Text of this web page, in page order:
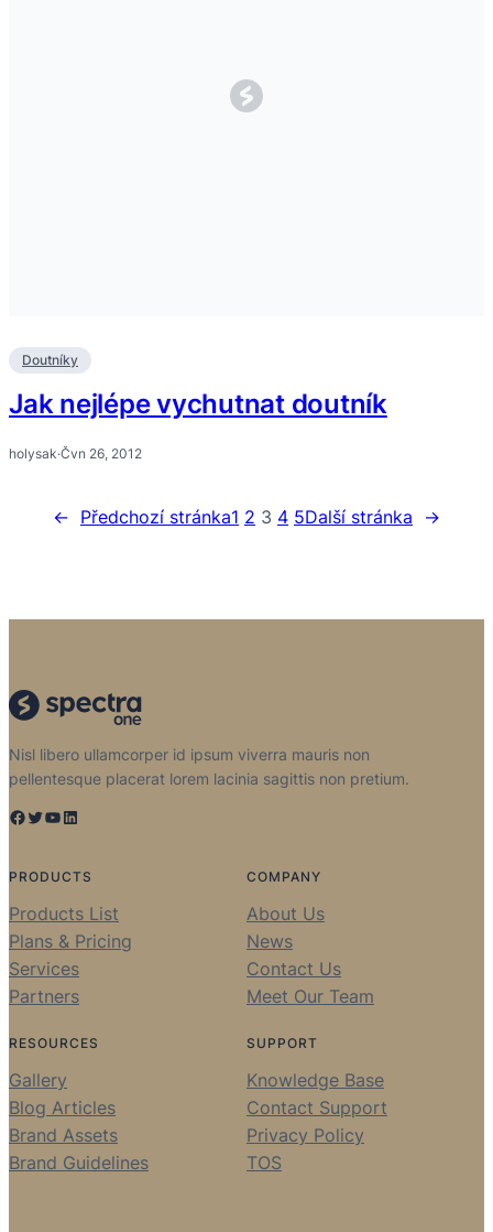
Doutníky
Jak nejlépe vychutnat doutník
holysak·Čvn 26, 2012
← Předchozí stránka1 2 3 4 5Další stránka →
Nisl libero ullamcorper id ipsum viverra mauris non
pellentesque placerat lorem lacinia sagittis non pretium.
Facebook Twitter YouTube LinkedIn
PRODUCTS
Products List
Plans & Pricing
Services
Partners
COMPANY
About Us
News
Contact Us
Meet Our Team
RESOURCES
Gallery
Blog Articles
Brand Assets
Brand Guidelines
SUPPORT
Knowledge Base
Contact Support
Privacy Policy
TOS